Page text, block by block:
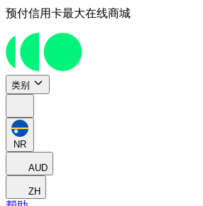
预付信用卡最大在线商城
类别
NR
AUD
ZH